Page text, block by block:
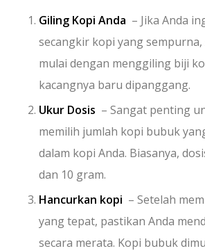
Giling Kopi Anda – Jika Anda
secangkir kopi yang sempurna,
mulai dengan menggiling biji
kacangnya baru dipanggang.
Ukur Dosis – Sangat penting
memilih jumlah kopi bubuk
dalam kopi Anda. Biasanya,
dan 10 gram.
Hancurkan kopi – Setelah
yang tepat, pastikan Anda
secara merata. Kopi bubuk